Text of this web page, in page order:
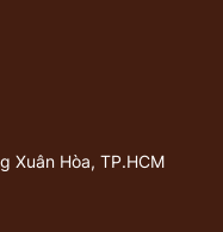
Xuân Hòa, TP.HCM